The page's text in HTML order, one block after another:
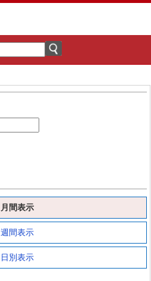
月間表示
週間表示
日別表示